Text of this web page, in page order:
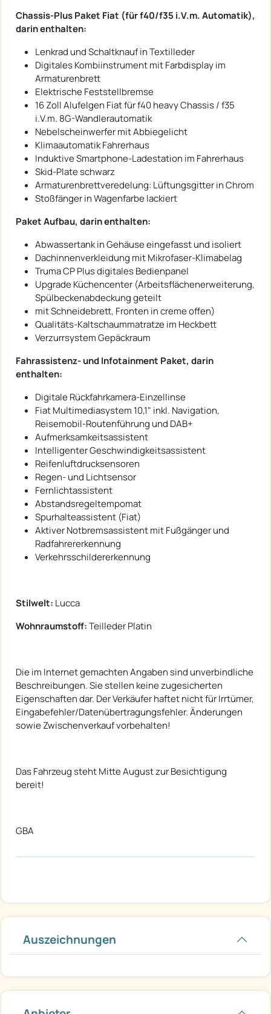
Chassis-Plus Paket Fiat (für f40/f35 i.V.m. Automatik),
darin enthalten:
Lenkrad und Schaltknauf in Textilleder
Digitales Kombiinstrument mit Farbdisplay im
Armaturenbrett
Elektrische Feststellbremse
16 Zoll Alufelgen Fiat für f40 heavy Chassis / f35
i.V.m. 8G-Wandlerautomatik
Nebelscheinwerfer mit Abbiegelicht
Klimaautomatik Fahrerhaus
Induktive Smartphone-Ladestation im Fahrerhaus
Skid-Plate schwarz
Armaturenbrettveredelung: Lüftungsgitter in Chrom
Stoßfänger in Wagenfarbe lackiert
Paket Aufbau, darin enthalten:
Abwassertank in Gehäuse eingefasst und isoliert
Dachinnenverkleidung mit Mikrofaser-Klimabelag
Truma CP Plus digitales Bedienpanel
Upgrade Küchencenter (Arbeitsflächenerweiterung,
Spülbeckenabdeckung geteilt
mit Schneidebrett, Fronten in creme offen)
Qualitäts-Kaltschaummatratze im Heckbett
Verzurrsystem Gepäckraum
Fahrassistenz- und Infotainment Paket, darin
enthalten:
Digitale Rückfahrkamera-Einzellinse
Fiat Multimediasystem 10,1" inkl. Navigation,
Reisemobil-Routenführung und DAB+
Aufmerksamkeitsassistent
Intelligenter Geschwindigkeitsassistent
Reifenluftdrucksensoren
Regen- und Lichtsensor
Fernlichtassistent
Abstandsregeltempomat
Spurhalteassistent (Fiat)
Aktiver Notbremsassistent mit Fußgänger und
Radfahrererkennung
Verkehrsschildererkennung
Stilwelt: Lucca
Wohnraumstoff:Teilleder Platin
Die im Internet gemachten Angaben sind unverbindliche
Beschreibungen. Sie stellen keine zugesicherten
Eigenschaften dar. Der Verkäufer haftet nicht für Irrtümer,
Eingabefehler/Datenübertragungsfehler. Änderungen
sowie Zwischenverkauf vorbehalten!
Das Fahrzeug steht Mitte August zur Besichtigung
bereit!
GBA
Auszeichnungen